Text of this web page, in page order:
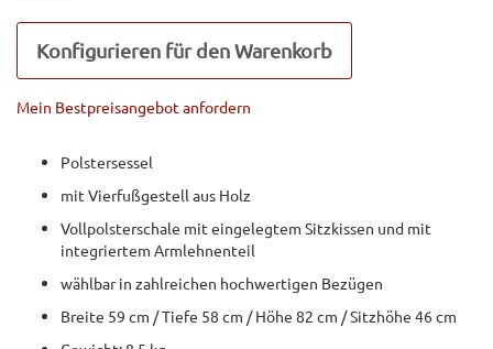
Konfigurieren für den Warenkorb
Mein Bestpreisangebot anfordern
Polstersessel
mit Vierfußgestell aus Holz
Vollpolsterschale mit eingelegtem Sitzkissen und mit
integriertem Armlehnenteil
wählbar in zahlreichen hochwertigen Bezügen
Breite 59 cm / Tiefe 58 cm / Höhe 82 cm / Sitzhöhe 46 cm